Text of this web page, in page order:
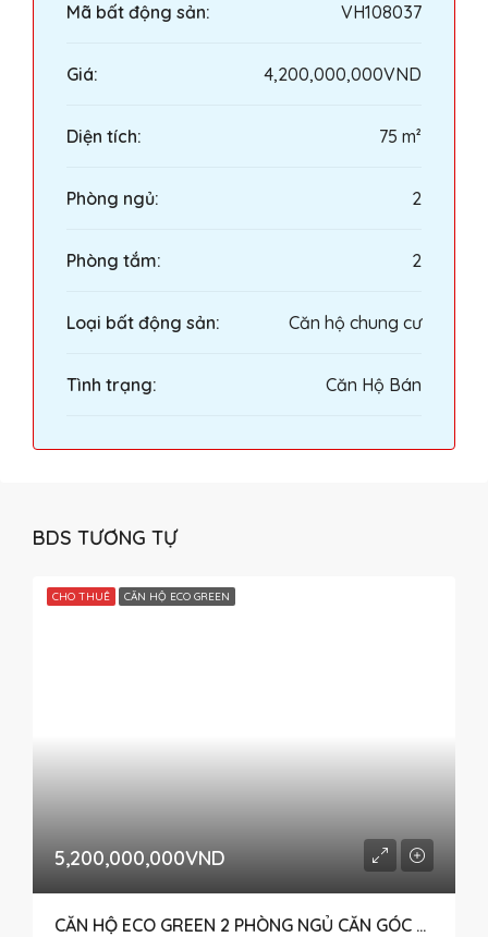
Mã bất động sản: VH108037
Giá: 4,200,000,000VND
Diện tích: 75 m²
Phòng ngủ: 2
Phòng tắm: 2
Loại bất động sản: Căn hộ chung cư
Tình trạng: Căn Hộ Bán
BDS TƯƠNG TỰ
CHO THUÊ CĂN HỘ ECO GREEN
5,200,000,000VND
CĂN HỘ ECO GREEN 2 PHÒNG NGỦ CĂN GÓC ĐẦY ĐỦ NỘI THẤT